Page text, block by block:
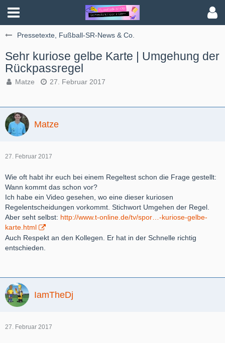
Pressetexte, Fußball-SR-News & Co.
Sehr kuriose gelbe Karte | Umgehung der
Rückpassregel
Matze 27. Februar 2017
Matze
27. Februar 2017
Wie oft habt ihr euch bei einem Regeltest schon die Frage gestellt:
Wann kommt das schon vor?
Ich habe ein Video gesehen, wo eine dieser kuriosen
Regelentscheidungen vorkommt. Stichwort Umgehen der Regel.
Aber seht selbst: http://www.t-online.de/tv/spor…-kuriose-gelbe-
karte.html
Auch Respekt an den Kollegen. Er hat in der Schnelle richtig
entschieden.
IamTheDj
27. Februar 2017